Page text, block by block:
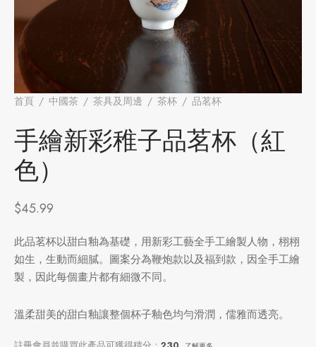
首頁 / 中國茶 / 茶具及周邊 / 茶杯 / 品茗杯
手繪新彩稚子品茗杯（紅
色）
$45.99
此品茗杯以甜白釉為基礎，用新彩工藝全手工繪製人物，栩栩
如生，生動而細膩。圖案分為鞭炮款以及福到款，因全手工繪
製，因此每個畫片都有細微不同。
溫柔甜美的甜白釉讓整個杯子釉色均勻滑潤，儒雅而透亮。
國茶
品
因含量分類
具
儲